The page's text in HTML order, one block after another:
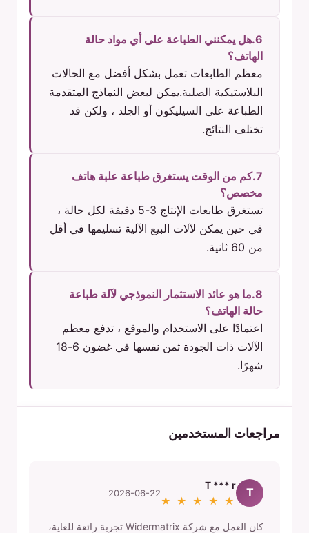
6.هل يمكنني الطباعة على أي مواد حالة
الهاتف؟
معظم الطابعات تعمل بشكل أفضل مع الحالات
البلاستيكية الصلبة.يمكن لبعض النماذج المتقدمة
الطباعة على السيليكون أو الجلد ، ولكن قد
تختلف النتائج.
7.كم من الوقت يستغرق طباعة علبة هاتف
مخصص؟
تستغرق طابعات الإنتاج 3-5 دقيقة لكل حالة ،
في حين يمكن لآلات البيع الآلية تسليمها في أقل
من 60 ثانية.
8.ما هو عائد الاستثمار النموذجي لآلة طباعة
حالة الهاتف؟
اعتمادًا على الاستخدام والموقع ، تدفع معظم
الآلات ذات الجودة ثمن نفسها في غضون 6-18
شهرًا.
مراجعات المستخدمين
T
T *** r
★ ★ ★ ★ ★
2026-06-22
كان العمل مع شركة Widermatrix تجربة رائعة للغاية،